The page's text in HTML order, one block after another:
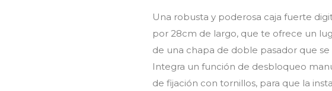
Una robusta y poderosa caja fuerte
por 28cm de largo, que te ofrece un
de una chapa de doble pasador que
Integra un función de desbloqueo
de fijación con tornillos, para que la